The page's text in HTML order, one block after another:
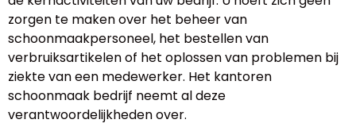
zorgen te maken over het beheer van
schoonmaakpersoneel, het bestellen van
verbruiksartikelen of het oplossen van problemen bij
ziekte van een medewerker. Het kantoren
schoonmaak bedrijf neemt al deze
verantwoordelijkheden over.